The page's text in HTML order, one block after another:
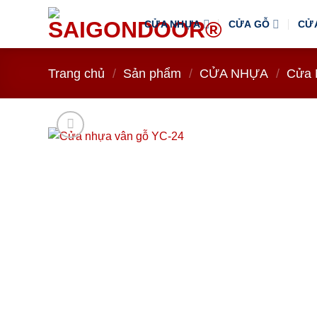
CỬA NHỰA CỬA GỖ
Trang chủ / Sản phẩm / CỬA NHỰA / Cửa